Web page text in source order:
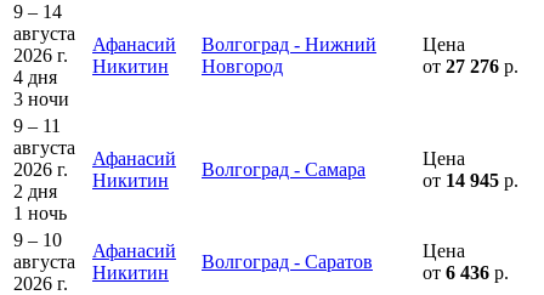
9 – 14
августа
2026 г.
4 дня
3 ночи
Афанасий
Никитин
Волгоград - Нижний
Новгород
Цена
от 27 276 р.
9 – 11
августа
2026 г.
2 дня
1 ночь
Афанасий
Никитин
Волгоград - Самара
Цена
от 14 945 р.
9 – 10
августа
2026 г.
Афанасий
Никитин
Волгоград - Саратов
Цена
от 6 436 р.